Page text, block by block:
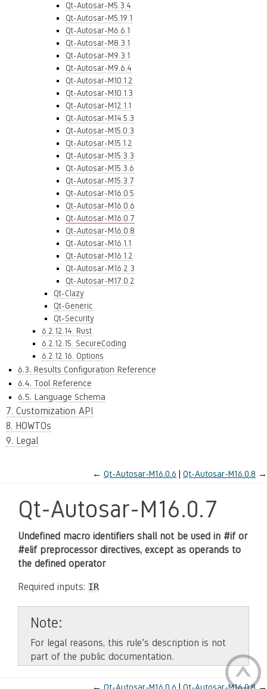
Qt-Autosar-M5.3.4
Qt-Autosar-M5.19.1
Qt-Autosar-M6.6.1
Qt-Autosar-M8.3.1
Qt-Autosar-M9.3.1
Qt-Autosar-M9.6.4
Qt-Autosar-M10.1.2
Qt-Autosar-M10.1.3
Qt-Autosar-M12.1.1
Qt-Autosar-M14.5.3
Qt-Autosar-M15.0.3
Qt-Autosar-M15.1.2
Qt-Autosar-M15.3.3
Qt-Autosar-M15.3.6
Qt-Autosar-M15.3.7
Qt-Autosar-M16.0.5
Qt-Autosar-M16.0.6
Qt-Autosar-M16.0.7
Qt-Autosar-M16.0.8
Qt-Autosar-M16.1.1
Qt-Autosar-M16.1.2
Qt-Autosar-M16.2.3
Qt-Autosar-M17.0.2
Qt-Clazy
Qt-Generic
Qt-Security
6.2.12.14. Rust
6.2.12.15. SecureCoding
6.2.12.16. Options
6.3. Results Configuration Reference
6.4. Tool Reference
6.5. Language Schema
7. Customization API
8. HOWTOs
9. Legal
← Qt-Autosar-M16.0.6 Qt-Autosar-M16.0.8 →
Qt-Autosar-M16.0.7
Undefined macro identifiers shall not be used in #if or
#elif preprocessor directives, except as operands to
the defined operator
Required inputs: IR
Note
For legal reasons, this rule’s description is not
part of the public documentation.
← Qt-Autosar-M16.0.6 Qt-Autosar-M16.0.8→